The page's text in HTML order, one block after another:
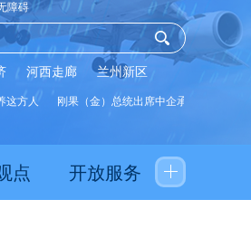
障碍
河西走廊 兰州新区
方人 刚果（金）总统出席中企承建水厂启用仪式
点 开放服务